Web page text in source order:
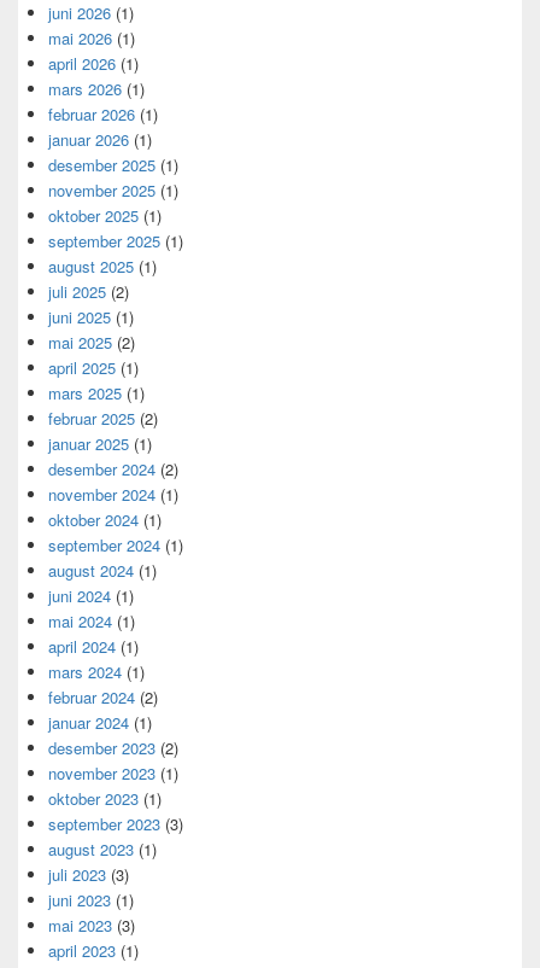
juni 2026 (1)
mai 2026 (1)
april 2026 (1)
mars 2026 (1)
februar 2026 (1)
januar 2026 (1)
desember 2025 (1)
november 2025 (1)
oktober 2025 (1)
september 2025 (1)
august 2025 (1)
juli 2025 (2)
juni 2025 (1)
mai 2025 (2)
april 2025 (1)
mars 2025 (1)
februar 2025 (2)
januar 2025 (1)
desember 2024 (2)
november 2024 (1)
oktober 2024 (1)
september 2024 (1)
august 2024 (1)
juni 2024 (1)
mai 2024 (1)
april 2024 (1)
mars 2024 (1)
februar 2024 (2)
januar 2024 (1)
desember 2023 (2)
november 2023 (1)
oktober 2023 (1)
september 2023 (3)
august 2023 (1)
juli 2023 (3)
juni 2023 (1)
mai 2023 (3)
april 2023 (1)